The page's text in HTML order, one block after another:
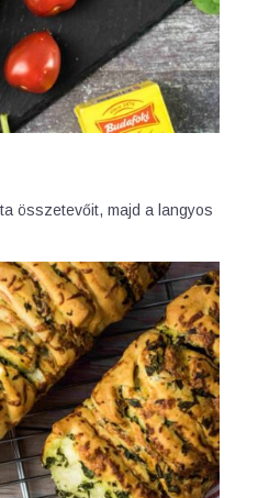
összetevőit, majd a langyos